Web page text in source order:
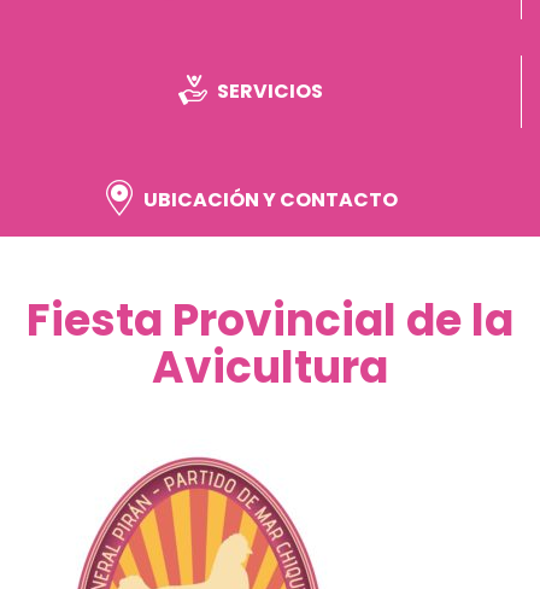
SERVICIOS
UBICACIÓN Y CONTACTO
Fiesta Provincial de la
Avicultura